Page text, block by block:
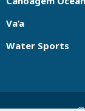
Va’a
Water Sports